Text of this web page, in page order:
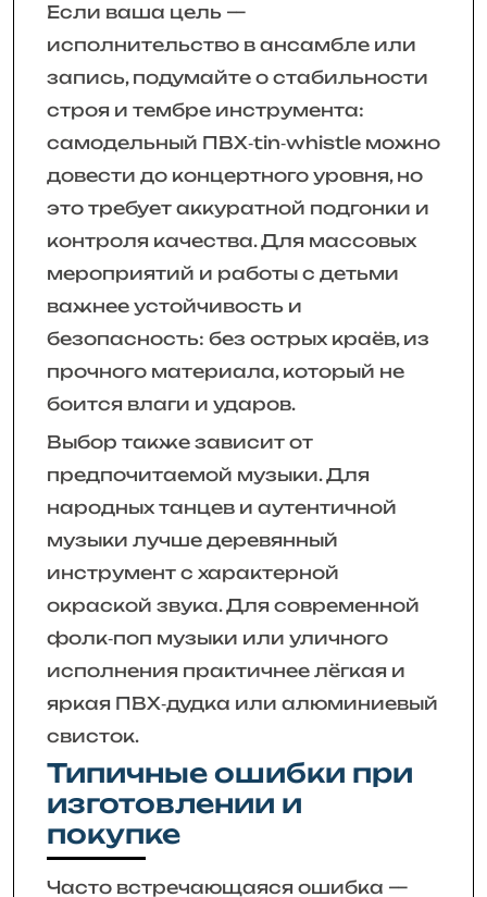
Если ваша цель —
исполнительство в ансамбле или
запись, подумайте о стабильности
строя и тембре инструмента:
самодельный ПВХ‑tin‑whistle можно
довести до концертного уровня, но
это требует аккуратной подгонки и
контроля качества. Для массовых
мероприятий и работы с детьми
важнее устойчивость и
безопасность: без острых краёв, из
прочного материала, который не
боится влаги и ударов.
Выбор также зависит от
предпочитаемой музыки. Для
народных танцев и аутентичной
музыки лучше деревянный
инструмент с характерной
окраской звука. Для современной
фолк‑поп музыки или уличного
исполнения практичнее лёгкая и
яркая ПВХ‑дудка или алюминиевый
свисток.
Типичные ошибки при
изготовлении и
покупке
Часто встречающаяся ошибка —